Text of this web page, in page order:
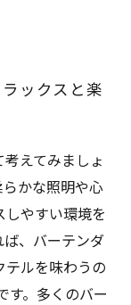
ックスと楽
えてみましょ
らかな照明や心
やすい環境を
ば、バーテンダ
テルを味わうの
す。多くのバー